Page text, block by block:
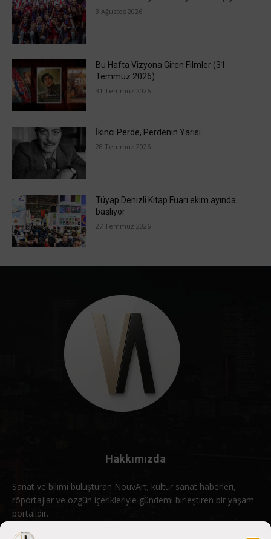
3 Ağustos 2026
Bu Hafta Vizyona Giren Filmler (31
Temmuz 2026)
31 Temmuz 2026
İkinci Perde, Perdenin Yarısı
28 Temmuz 2026
Tüyap Denizli Kitap Fuarı ekim ayında
başlıyor
27 Temmuz 2026
Hakkımızda
Sanat ve bilimi buluşturan NouvArt; kültür sanat haberleri,
röportajlar ve özgün içerikleriyle gündemi birleştiren bir yaşam
portalıdır.